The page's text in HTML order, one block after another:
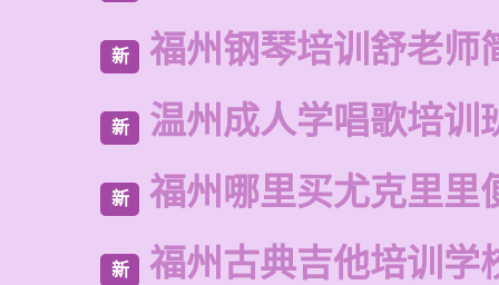
新 福州钢琴培训舒老师
新 温州成人学唱歌培训
新 福州哪里买尤克里里
新 福州古典吉他培训学